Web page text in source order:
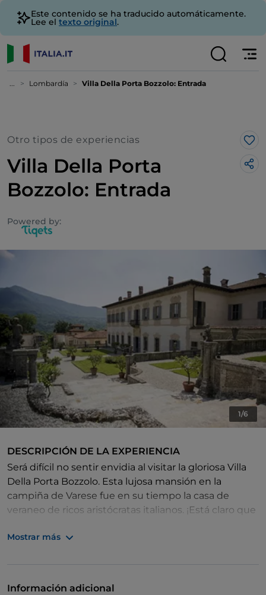
Este contenido se ha traducido automáticamente.
Lee el texto original.
... Lombardía Villa Della Porta Bozzolo: Entrada
Otro tipos de experiencias
Villa Della Porta
Bozzolo: Entrada
Powered by:
Me
1/6
DESCRIPCIÓN DE LA EXPERIENCIA
Será difícil no sentir envidia al visitar la gloriosa Villa
Della Porta Bozzolo. Esta lujosa mansión en la
campiña de Varese fue en su tiempo la casa de
veraneo de ricos aristócratas italianos. ¡Está claro que
glamuroso!
Mostrar más
Información adicional